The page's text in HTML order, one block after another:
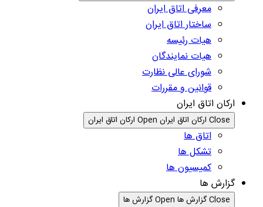
معرفی اتاق ایران
ساختار اتاق ایران
هیات رئیسه
هیات نمایندگان
شورای عالی نظارت
قوانین و مقررات
ارکان اتاق ایران
Close ارکان اتاق ایران Open ارکان اتاق ایران
اتاق ها
تشکل ها
کمیسیون ها
گزارش ها
Close گزارش ها Open گزارش ها